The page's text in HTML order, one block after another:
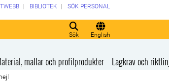
Sök English
BIBLIOTEK SÖK PERSONAL
mallar och profilprodukter Lagkrav och